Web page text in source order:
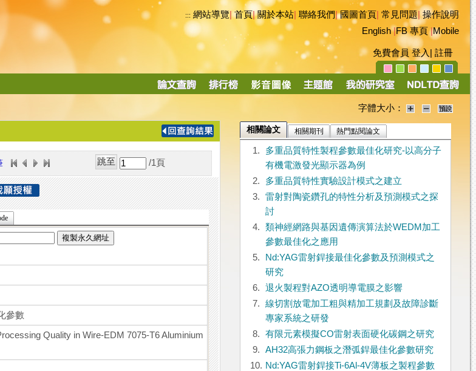
::: 網站導覽|首頁|關於本站 聯絡我們|國圖首頁 常見問題|操作說明
English|FB 專頁|Mobile
免費會員 登入 註冊
導
字體大小：
/1 頁
複製永久網址
參數
Quality in Wire-EDM 7075-T6 Aluminium
相關論文 相關期刊 熱門點閱論文
1.
多重品質特性製程參數最佳化研究-以高分子
有機電激發光顯示器為例
2.
多重品質特性實驗設計模式之建立
3.
雷射對陶瓷鑽孔的特性分析及預測模式之探
討
4.
類神經網路與基因遺傳演算法於WEDM加工
參數最佳化之應用
5.
Nd:YAG雷射銲接最佳化參數及預測模式之
研究
6.
退火製程對AZO透明導電膜之影響
7.
線切割放電加工粗與精加工規劃及故障診斷
專家系統之研發
8.
有限元素模擬CO雷射表面硬化碳鋼之研究
9.
AH32高張力鋼板之潛弧銲最佳化參數研究
10. Nd:YAG雷射銲接Ti-6Al-4V薄板之製程參數